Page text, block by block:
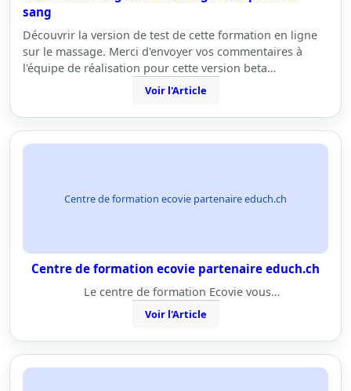
sang
Découvrir la version de test de cette formation en ligne
sur le massage. Merci d'envoyer vos commentaires à
l'équipe de réalisation pour cette version beta…
Voir l'Article
Centre de formation ecovie partenaire educh.ch
Centre de formation ecovie partenaire educh.ch
Le centre de formation Ecovie vous…
Voir l'Article